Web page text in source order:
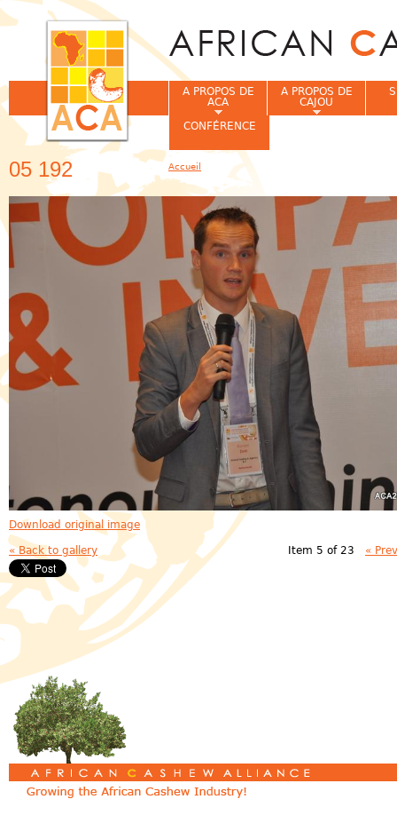
05 192
Download original image
« Back to gallery Item 5 of 23 «
A PROPOS DE
ACA
A PROPOS DE
CAJOU
CONFÉRENCE
Vous êtes ici
Accueil